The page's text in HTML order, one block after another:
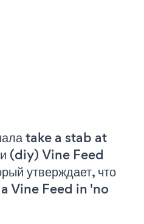
take a stab at
(diy) Vine Feed
утверждает, что
a Vine Feed in 'no